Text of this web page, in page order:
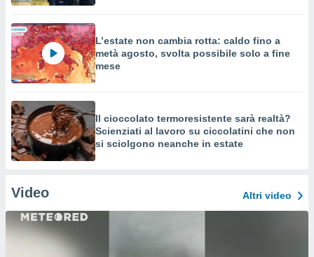
L’estate non cambia rotta: caldo fino a
metà agosto, svolta possibile solo a fine
mese
Il cioccolato termoresistente sarà realtà?
Scienziati al lavoro su ciccolatini che non
si sciolgono neanche in estate
Video Altri video